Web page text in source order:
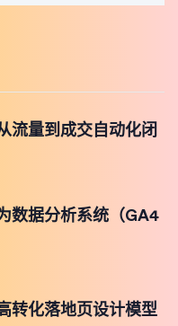
流量到成交自动化闭
数据分析系统（GA4
转化落地页设计模型